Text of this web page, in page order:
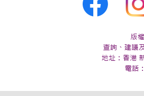
版
查詢、建議
地址：香港
電話